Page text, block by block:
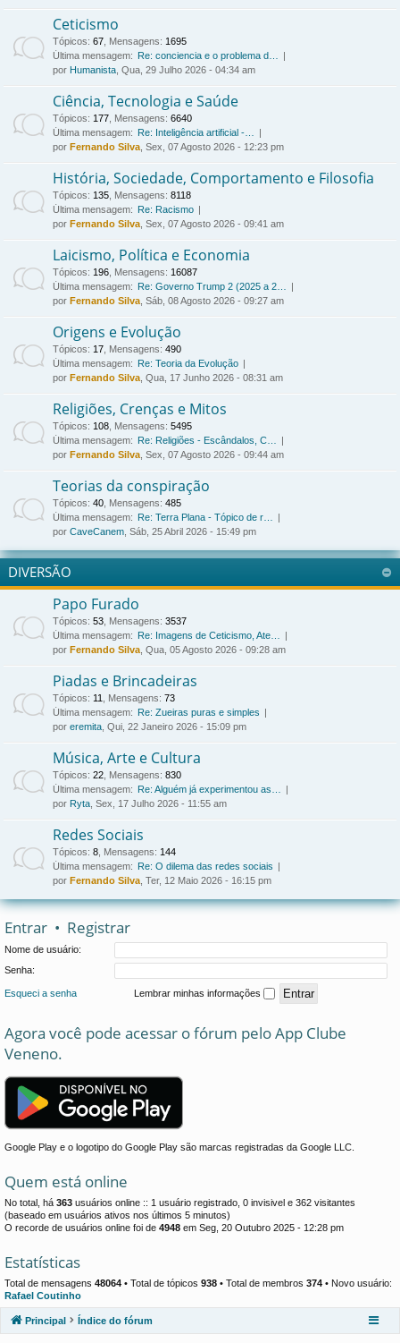
Ceticismo
Tópicos: 67, Mensagens: 1695
Última mensagem:
Re: conciencia e o problema d…
por Humanista, Qua, 29 Julho 2026 - 04:34 am
Ciência, Tecnologia e Saúde
Tópicos: 177, Mensagens: 6640
Última mensagem:
Re: Inteligência artificial -…
por Fernando Silva, Sex, 07 Agosto 2026 - 12:23 pm
História, Sociedade, Comportamento e Filosofia
Tópicos: 135, Mensagens: 8118
Última mensagem:
Re: Racismo
por Fernando Silva, Sex, 07 Agosto 2026 - 09:41 am
Laicismo, Política e Economia
Tópicos: 196, Mensagens: 16087
Última mensagem:
Re: Governo Trump 2 (2025 a 2…
por Fernando Silva, Sáb, 08 Agosto 2026 - 09:27 am
Origens e Evolução
Tópicos: 17, Mensagens: 490
Última mensagem:
Re: Teoria da Evolução
por Fernando Silva, Qua, 17 Junho 2026 - 08:31 am
Religiões, Crenças e Mitos
Tópicos: 108, Mensagens: 5495
Última mensagem:
Re: Religiões - Escândalos, C…
por Fernando Silva, Sex, 07 Agosto 2026 - 09:44 am
Teorias da conspiração
Tópicos: 40, Mensagens: 485
Última mensagem:
Re: Terra Plana - Tópico de r…
por CaveCanem, Sáb, 25 Abril 2026 - 15:49 pm
DIVERSÃO
Papo Furado
Tópicos: 53, Mensagens: 3537
Última mensagem:
Re: Imagens de Ceticismo, Ate…
por Fernando Silva, Qua, 05 Agosto 2026 - 09:28 am
Piadas e Brincadeiras
Tópicos: 11, Mensagens: 73
Última mensagem:
Re: Zueiras puras e simples
por eremita, Qui, 22 Janeiro 2026 - 15:09 pm
Música, Arte e Cultura
Tópicos: 22, Mensagens: 830
Última mensagem:
Re: Alguém já experimentou as…
por Ryta, Sex, 17 Julho 2026 - 11:55 am
Redes Sociais
Tópicos: 8, Mensagens: 144
Última mensagem:
Re: O dilema das redes sociais
por Fernando Silva, Ter, 12 Maio 2026 - 16:15 pm
Entrar • Registrar
Nome de usuário:
Senha:
Esqueci a senha Lembrar minhas informações
Agora você pode acessar o fórum pelo App Clube
Veneno.
Google Play e o logotipo do Google Play são marcas registradas da Google LLC.
Quem está online
No total, há 363 usuários online :: 1 usuário registrado, 0 invisivel e 362 visitantes
(baseado em usuários ativos nos últimos 5 minutos)
O recorde de usuários online foi de 4948 em Seg, 20 Outubro 2025 - 12:28 pm
Estatísticas
Total de mensagens 48064 • Total de tópicos 938 • Total de membros 374 • Novo usuário:
Rafael Coutinho
Principal Índice do fórum